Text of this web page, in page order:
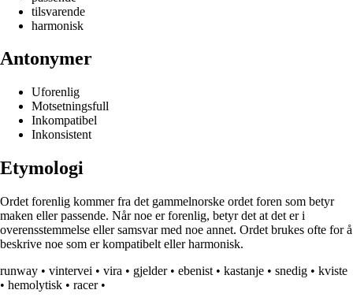
tilsvarende
harmonisk
Antonymer
Uforenlig
Motsetningsfull
Inkompatibel
Inkonsistent
Etymologi
Ordet forenlig kommer fra det gammelnorske ordet foren som betyr
maken eller passende. Når noe er forenlig, betyr det at det er i
overensstemmelse eller samsvar med noe annet. Ordet brukes ofte for å
beskrive noe som er kompatibelt eller harmonisk.
runway • vintervei • vira • gjelder• ebenist • kastanje • snedig • kviste
• hemolytisk • racer•